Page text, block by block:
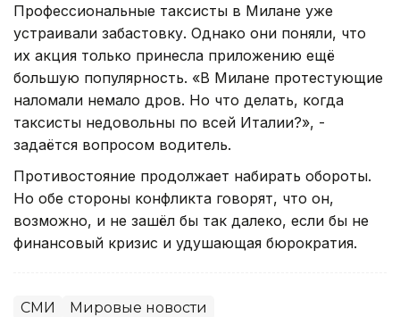
Профессиональные таксисты в Милане уже
устраивали забастовку. Однако они поняли, что
их акция только принесла приложению ещё
большую популярность. «В Милане протестующие
наломали немало дров. Но что делать, когда
таксисты недовольны по всей Италии?», -
задаётся вопросом водитель.
Противостояние продолжает набирать обороты.
Но обе стороны конфликта говорят, что он,
возможно, и не зашёл бы так далеко, если бы не
финансовый кризис и удушающая бюрократия.
СМИ Мировые новости